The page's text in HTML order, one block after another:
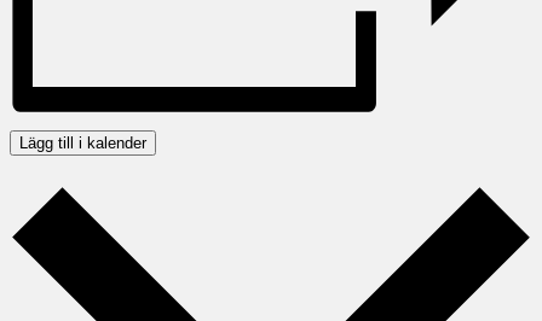
Lägg till i kalender